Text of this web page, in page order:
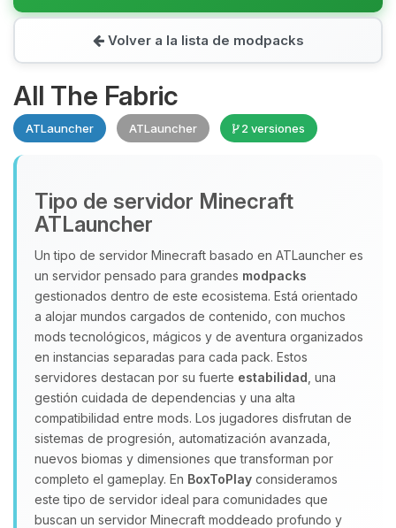
Volver a la lista de modpacks
All The Fabric
ATLauncher ATLauncher 2 versiones
Tipo de servidor Minecraft
ATLauncher
Un tipo de servidor Minecraft basado en ATLauncher es
un servidor pensado para grandes modpacks
gestionados dentro de este ecosistema. Está orientado
a alojar mundos cargados de contenido, con muchos
mods tecnológicos, mágicos y de aventura organizados
en instancias separadas para cada pack. Estos
servidores destacan por su fuerte estabilidad , una
gestión cuidada de dependencias y una alta
compatibilidad entre mods. Los jugadores disfrutan de
sistemas de progresión, automatización avanzada,
nuevos biomas y dimensiones que transforman por
completo el gameplay. En BoxToPlay consideramos
este tipo de servidor ideal para comunidades que
buscan un servidor Minecraft moddeado profundo y
Yupi, por fin alguien con quien
hablar! Soy Choupy, tu pequeno
asistente de BoxToPlay. Cuentame
que necesitas y moveré mis
pequenos circuitos para ayudarte.
10/08/2026 04:21